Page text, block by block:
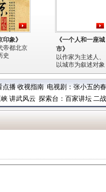
印象》
帝都北京
史
《一个人和一座城
市》
以作家为主述人、
以城市为叙述对象
点播 收视指南 电视剧： 张小五的
峡讲武风云 探索台： 百家讲坛 二